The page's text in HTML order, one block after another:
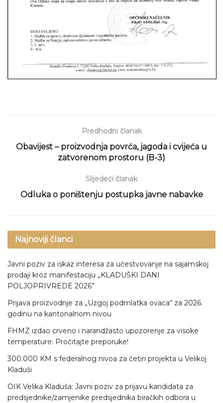
Predhodni članak
Obavijest – proizvodnja povrća, jagoda i cvijeća u
zatvorenom prostoru (B-3)
Slijedeći članak
Odluka o poništenju postupka javne nabavke
Najnoviji članci
Javni poziv za iskaz interesa za učestvovanje na sajamskoj
prodaji kroz manifestaciju „KLADUŠKI DANI
POLJOPRIVREDE 2026”
Prijava proizvodnje za „Uzgoj podmlatka ovaca“ za 2026.
godinu na kantonalnom nivou
FHMZ izdao crveno i narandžasto upozorenje za visoke
temperature: Pročitajte preporuke!
300.000 KM s federalnog nivoa za četiri projekta u Velikoj
Kladuši
OIK Velika Kladuša: Javni poziv za prijavu kandidata za
predsjednike/zamjenike predsjednika biračkih odbora u